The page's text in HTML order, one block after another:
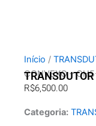
Início /
CONVEXO –
R$6,500.00
Categoria: